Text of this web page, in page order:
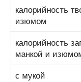
калорийность
изюмом
калорийность
манкой и
с мукой